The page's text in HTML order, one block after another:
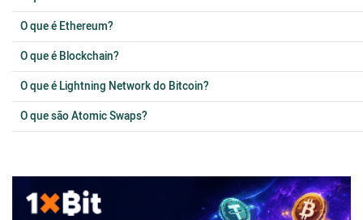
O que é Ethereum?
O que é Blockchain?
O que é Lightning Network do Bitcoin?
O que são Atomic Swaps?